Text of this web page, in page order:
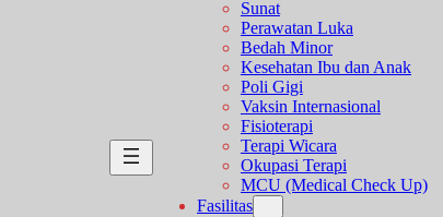
Sunat
Perawatan Luka
Bedah Minor
Kesehatan Ibu dan Anak
Poli Gigi
Vaksin Internasional
Fisioterapi
Terapi Wicara
Okupasi Terapi
MCU (Medical Check Up)
Fasilitas